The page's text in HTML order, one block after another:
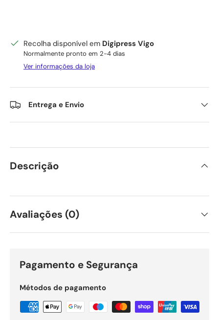
Recolha disponível em Digipress Vigo
Normalmente pronto em 2-4 dias
Ver informações da loja
Entrega e Envio
Descrição
Avaliações (0)
Pagamento e Segurança
Métodos de pagamento